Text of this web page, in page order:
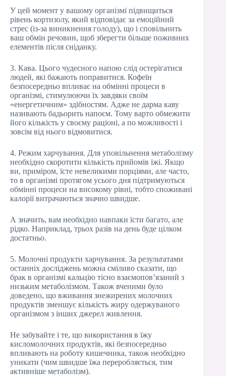
У цей момент у вашому організмі підвищиться
рівень кортизолу, який відповідає за емоційний
стрес (із-за виникнення голоду), що і сповільнить
ваш обмін речовин, щоб зберегти більше поживних
елементів після сніданку.
3. Кава. Цього чудесного напою слід остерігатися
людей, які бажають поправитися. Кофеїн
безпосередньо впливає на обмінні процеси в
організмі, стимулюючи їх завдяки своїм
«енергетичним» здібностям. Адже не дарма каву
називають бадьорить напоєм. Тому варто обмежити
його кількість у своєму раціоні, а по можливості і
зовсім від нього відмовитися.
4. Режим харчування. Для уповільнення метаболізму
необхідно скоротити кількість прийомів їжі. Якщо
ви, приміром, їсте невеликими порціями, але часто,
то в організмі протягом усього дня підтримуються
обмінні процеси на високому рівні, тобто споживані
калорії витрачаються значно швидше.
А значить, вам необхідно навпаки їсти багато, але
рідко. Наприклад, трьох разів на день буде цілком
достатньо.
5. Молочні продукти харчування. За результатами
останніх досліджень можна сміливо сказати, що
брак в організмі кальцію тісно взаємопов’язаний з
низьким метаболізмом. Також вченими було
доведено, що вживання знежирених молочних
продуктів зменшує кількість жиру одержуваного
організмом з інших джерел живлення.
Не забувайте і те, що використання в їжу
кисломолочних продуктів, які безпосередньо
впливають на роботу кишечника, також необхідно
уникати (чим швидше їжа переробляється, тим
активніше метаболізм).